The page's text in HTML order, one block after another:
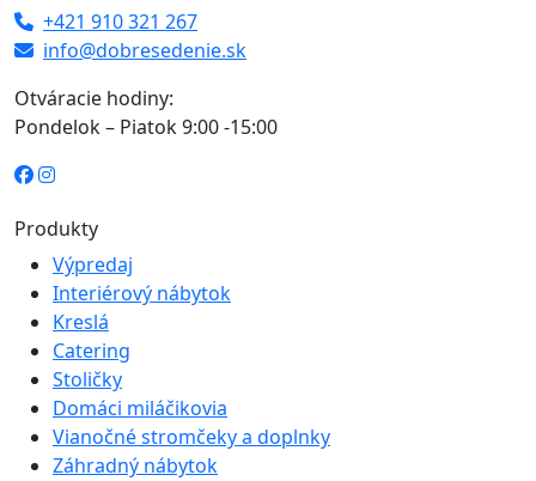
+421 910 321 267
info@dobresedenie.sk
Otváracie hodiny:
Pondelok – Piatok 9:00 -15:00
Produkty
Výpredaj
Interiérový nábytok
Kreslá
Catering
Stoličky
Domáci miláčikovia
Vianočné stromčeky a doplnky
Záhradný nábytok